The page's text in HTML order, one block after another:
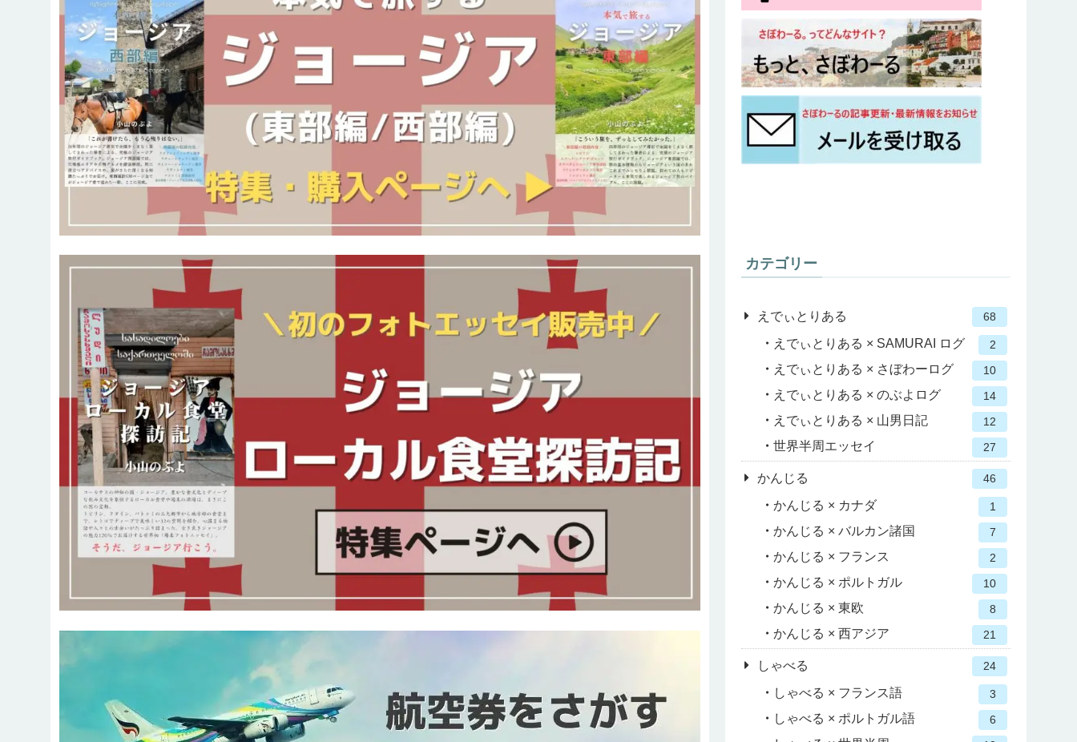
カテゴリー
えでぃとりある 68
えでぃとりある × SAMURAI ログ 2
えでぃとりある × さぼわーログ 10
えでぃとりある × のぶよログ 14
えでぃとりある × 山男日記 12
世界半周エッセイ 27
かんじる 46
かんじる × カナダ 1
かんじる × バルカン諸国 7
かんじる × フランス 2
かんじる × ポルトガル 10
かんじる × 東欧 8
かんじる × 西アジア 21
しゃべる 24
しゃべる × フランス語 3
しゃべる × ポルトガル語 6